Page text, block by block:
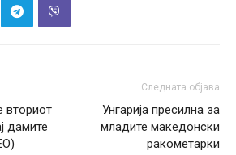
вториот
дамите
Следната објава
Унгарија пресилна за
младите македонски
ракометарки